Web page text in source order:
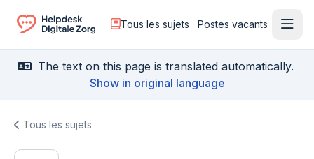
Ga naar de homepagina
Tous les sujets Postes vacants
The text on this page is translated automatically.
Show in original language
Tous les sujets